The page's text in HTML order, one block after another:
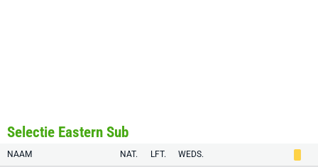
Selectie Eastern Sub
NAAM NAT. LFT. WEDS.